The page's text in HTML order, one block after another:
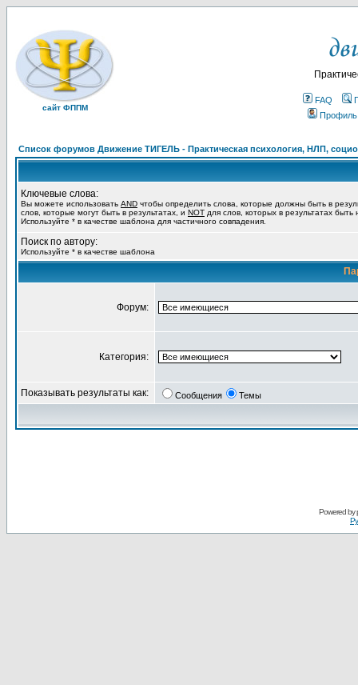
сайт ФППМ
FAQ
Профиль
Список форумов Движение ТИГЕЛЬ - Практическая психология, НЛП,
Ключевые слова:
Вы можете использовать AND чтобы определить слова, которые должны быть в
слов, которые могут быть в результатах, и NOT для слов, которых в результатах
Используйте * в качестве шаблона для частичного совпадения.
Поиск по автору:
Используйте * в качестве шаблона
Форум:
Категория:
Показывать результаты как: Сообщения Темы
Powered by